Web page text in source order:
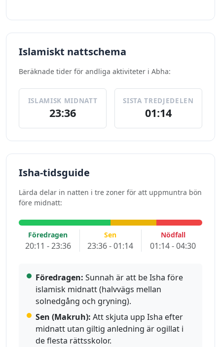
Islamiskt nattschema
Beräknade tider för andliga aktiviteter i Abha:
ISLAMISK MIDNATT
23:36
SISTA TREDJEDELEN
01:14
Isha-tidsguide
Lärda delar in natten i tre zoner för att uppmuntra bön
före midnatt:
Föredragen
20:11 - 23:36
Sen
23:36 - 01:14
Nödfall
01:14 - 04:30
Föredragen: Sunnah är att be Isha före
islamisk midnatt (halvvägs mellan
solnedgång och gryning).
Sen (Makruh): Att skjuta upp Isha efter
midnatt utan giltig anledning är ogillat i
de flesta rättsskolor.